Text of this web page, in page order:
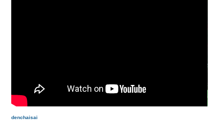
denchaisai